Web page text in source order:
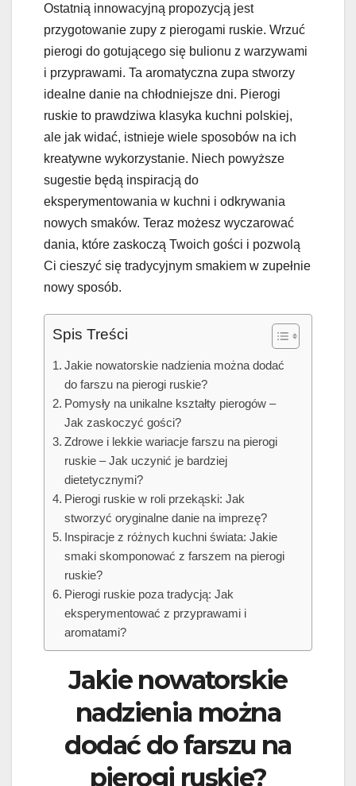
Ostatnią innowacyjną propozycją jest
przygotowanie zupy z pierogami ruskie. Wrzuć
pierogi do gotującego się bulionu z warzywami
i przyprawami. Ta aromatyczna zupa stworzy
idealne danie na chłodniejsze dni. Pierogi
ruskie to prawdziwa klasyka kuchni polskiej,
ale jak widać, istnieje wiele sposobów na ich
kreatywne wykorzystanie. Niech powyższe
sugestie będą inspiracją do
eksperymentowania w kuchni i odkrywania
nowych smaków. Teraz możesz wyczarować
dania, które zaskoczą Twoich gości i pozwolą
Ci cieszyć się tradycyjnym smakiem w zupełnie
nowy sposób.
Spis Treści
Jakie nowatorskie nadzienia można dodać
do farszu na pierogi ruskie?
Pomysły na unikalne kształty pierogów –
Jak zaskoczyć gości?
Zdrowe i lekkie wariacje farszu na pierogi
ruskie – Jak uczynić je bardziej
dietetycznymi?
Pierogi ruskie w roli przekąski: Jak
stworzyć oryginalne danie na imprezę?
Inspiracje z różnych kuchni świata: Jakie
smaki skomponować z farszem na pierogi
ruskie?
Pierogi ruskie poza tradycją: Jak
eksperymentować z przyprawami i
aromatami?
Jakie nowatorskie
nadzienia można
dodać do farszu na
pierogi ruskie?